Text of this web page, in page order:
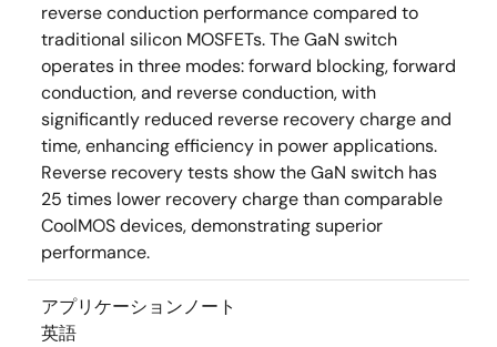
reverse conduction performance compared to
traditional silicon MOSFETs. The GaN switch
operates in three modes: forward blocking, forward
conduction, and reverse conduction, with
significantly reduced reverse recovery charge and
time, enhancing efficiency in power applications.
Reverse recovery tests show the GaN switch has
25 times lower recovery charge than comparable
CoolMOS devices, demonstrating superior
performance.
アプリケーションノート
英語